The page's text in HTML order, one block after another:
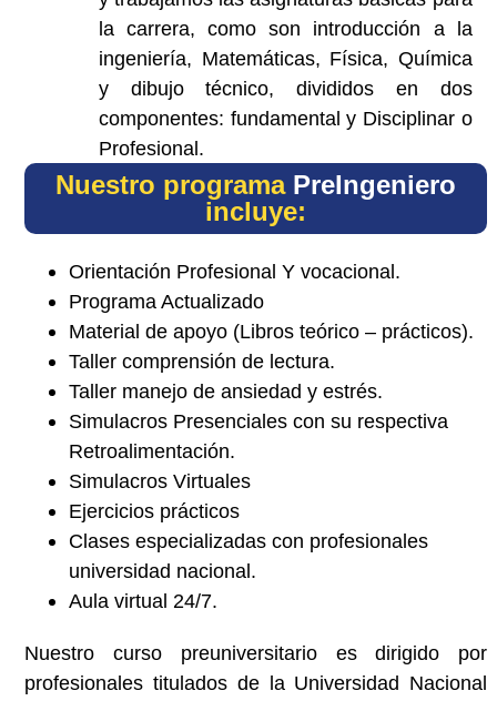
la carrera, como son introducción a la
ingeniería, Matemáticas, Física, Química
y dibujo técnico, divididos en dos
componentes: fundamental y Disciplinar o
Profesional.
Nuestro programa PreIngeniero
incluye:
Orientación Profesional Y vocacional.
Programa Actualizado
Material de apoyo (Libros teórico – prácticos).
Taller comprensión de lectura.
Taller manejo de ansiedad y estrés.
Simulacros Presenciales con su respectiva
Retroalimentación.
Simulacros Virtuales
Ejercicios prácticos
Clases especializadas con profesionales
universidad nacional.
Aula virtual 24/7.
Nuestro curso preuniversitario es dirigido por
profesionales titulados de la Universidad Nacional